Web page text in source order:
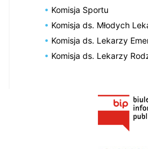
Komisja Sportu
Komisja ds. Młodych
Komisja ds. Lekarzy
Komisja ds. Lekarzy